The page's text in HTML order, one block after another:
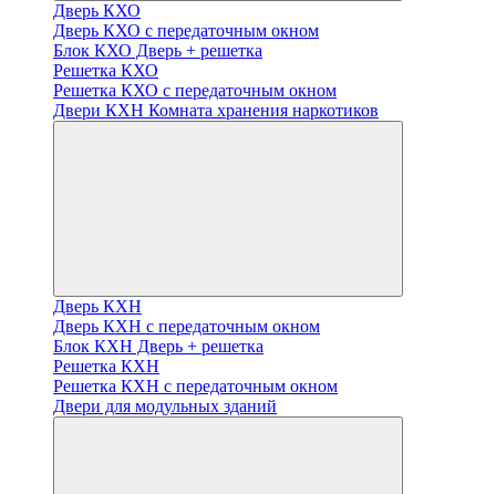
Дверь КХО
Дверь КХО с передаточным окном
Блок КХО Дверь + решетка
Решетка КХО
Решетка КХО с передаточным окном
Двери КХН Комната хранения наркотиков
Дверь КХН
Дверь КХН с передаточным окном
Блок КХН Дверь + решетка
Решетка КХН
Решетка КХН с передаточным окном
Двери для модульных зданий